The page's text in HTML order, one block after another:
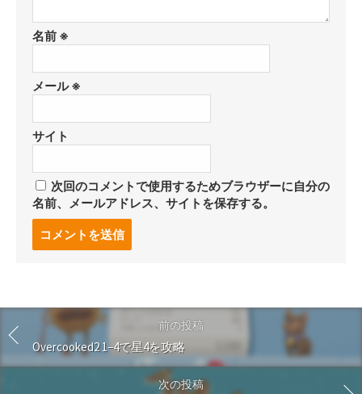
名前 ※
メール※
サイト
次回のコメントで使用するためブラウザーに自分の
名前、メールアドレス、サイトを保存する。
る
前の投稿
Overcooked2 1−4で星4を攻略
次の投稿